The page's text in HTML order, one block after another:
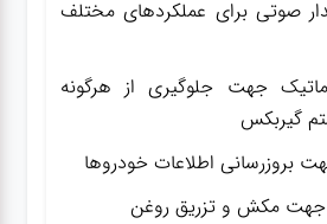
صوتی برای عملکردهای مختلف
جهت جلوگیری از هرگونه
گیربکس
جهت مکش و تزریق روغن